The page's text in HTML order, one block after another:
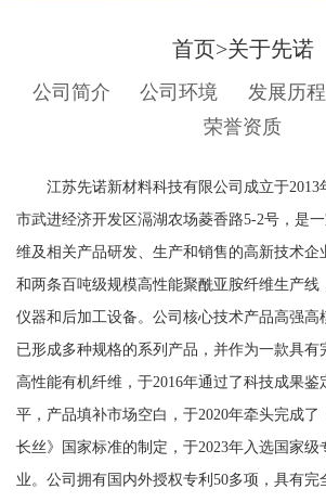
首页>关于先诺
公司简介 公司环境 发展历程
荣誉资质
江苏先诺新材料科技有限公司成立于2013
市武进经济开发区滆湖农场菱香路5-2号，是
维及相关产品研发、生产和销售的高新技术企
和两条百吨级规模高性能聚酰亚胺纤维生产线
仪器和后加工设备。公司核心技术产品高强高
已形成多种规格的系列产品，并作为一款具有
高性能有机纤维，于2016年通过了科技成果鉴
平，产品填补市场空白，于2020年牵头完成
长丝》国家标准的制定，于2023年入选国家级
业。 公司拥有国内外授权专利50多项 ，具有